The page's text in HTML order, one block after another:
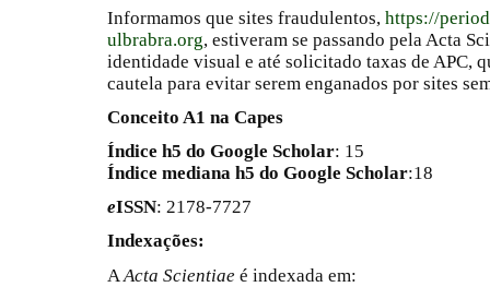
Informamos que sites fraudulentos, https://
ulbrabra.org, estiveram se passando pela Acta
identidade visual e até solicitado taxas de APC,
cautela para evitar serem enganados por sites
Conceito A1 na Capes
Índice h5 do Google Scholar: 15
Índice mediana h5 do Google Scholar:18
eISSN: 2178-7727
Indexações:
A Acta Scientiae é indexada em: